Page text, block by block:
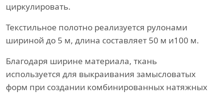
циркулировать.
Текстильное полотно реализуется рулонами
шириной до 5 м, длина составляет 50 м и100 м.
Благодаря ширине материала, ткань
используется для выкраивания замысловатых
форм при создании комбинированных натяжных